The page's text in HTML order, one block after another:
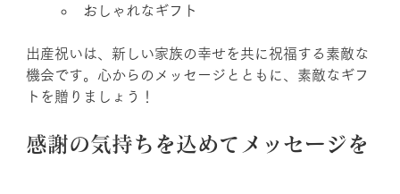
おしゃれなギフト
出産祝いは、新しい家族の幸せを共に祝福する素敵な
機会です。心からのメッセージとともに、素敵なギフ
トを贈りましょう！
感謝の気持ちを込めてメッセージを